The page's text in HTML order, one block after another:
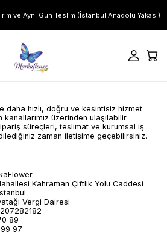
ve Aynı Gün Teslim (İstanbul Anadolu Yakası)
hızlı, doğru ve kesintisiz hizmet
üzerinden ulaşılabilir
süreçleri, teslimat ve kurumsal iş
zaman iletişime geçebilirsiniz.
Kahraman Çiftlik Yolu Caddesi
Vergi Dairesi
89
97